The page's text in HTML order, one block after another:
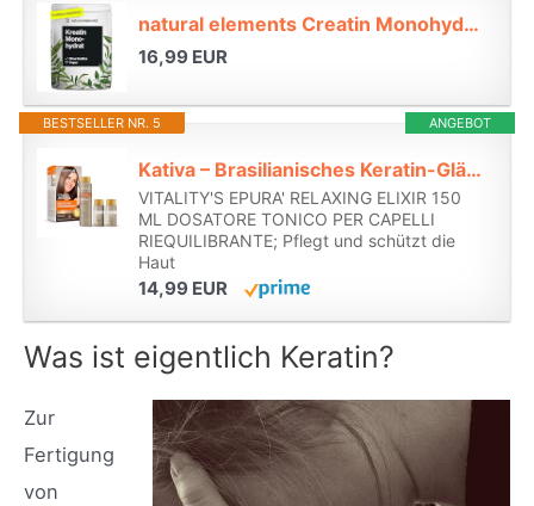
natural elements Creatin Monohydrat – 500g ultrafeines Pulver (Meshfaktor 200) – 166 Portionen reines Kreatin – hochdosiert – vegan, ohne unnötige Zusätze – in Deutschland entwickelt & laborgeprüft*
16,99 EUR
ANGEBOT
BESTSELLER NR. 5
Kativa – Brasilianisches Keratin-Glättungsset mit Arganöl und Hyaluronsäure | Professionelle Glättungsbehandlung für zu Hause – Hält bis zu 12 Wochen – Einfach anzuwenden | 1 Stück*
VITALITY'S EPURA' RELAXING ELIXIR 150
ML DOSATORE TONICO PER CAPELLI
RIEQUILIBRANTE; Pflegt und schützt die
Haut
14,99 EUR
Was ist eigentlich Keratin?
Zur
Fertigung
von